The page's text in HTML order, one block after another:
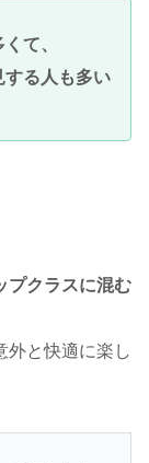
て、
する人も多い
プクラスに混む
外と快適に楽し